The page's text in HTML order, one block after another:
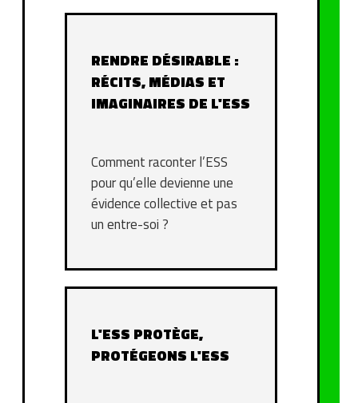
RENDRE DÉSIRABLE :
RÉCITS, MÉDIAS ET
IMAGINAIRES DE L'ESS
Comment raconter l’ESS
pour qu’elle devienne une
évidence collective et pas
un entre-soi ?
L'ESS PROTÈGE,
PROTÉGEONS L'ESS